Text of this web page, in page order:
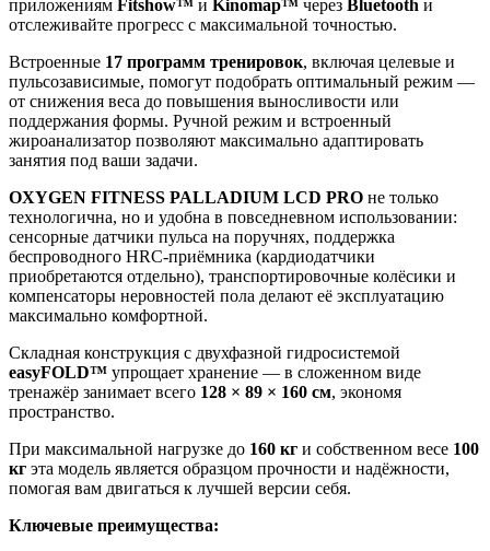
приложениям Fitshow™ и Kinomap™ через Bluetooth и
отслеживайте прогресс с максимальной точностью.
Встроенные 17 программ тренировок, включая целевые и
пульсозависимые, помогут подобрать оптимальный режим —
от снижения веса до повышения выносливости или
поддержания формы. Ручной режим и встроенный
жироанализатор позволяют максимально адаптировать
занятия под ваши задачи.
OXYGEN FITNESS PALLADIUM LCD PRO не только
технологична, но и удобна в повседневном использовании:
сенсорные датчики пульса на поручнях, поддержка
беспроводного HRC‑приёмника (кардиодатчики
приобретаются отдельно), транспортировочные колёсики и
компенсаторы неровностей пола делают её эксплуатацию
максимально комфортной.
Складная конструкция с двухфазной гидросистемой
easyFOLD™ упрощает хранение — в сложенном виде
тренажёр занимает всего 128 × 89 × 160 см, экономя
пространство.
При максимальной нагрузке до 160 кг и собственном весе 100
кг эта модель является образцом прочности и надёжности,
помогая вам двигаться к лучшей версии себя.
Ключевые преимущества: